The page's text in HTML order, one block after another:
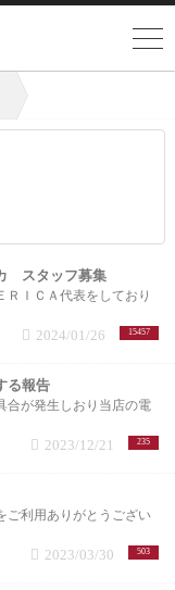
スタッフ募集
ＲＩＣＡ代表をしており
15457
2024/01/26
る報告
合が発生しおり当店の電
235
2023/12/21
ご利用ありがとうござい
503
2023/03/30